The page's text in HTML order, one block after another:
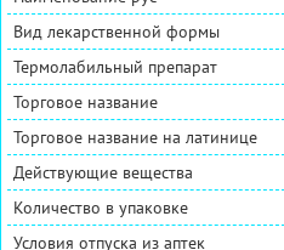
Вид лекарственной формы
Термолабильный препарат
Торговое название
Торговое название на латинице
Действующие вещества
Количество в упаковке
Условия отпуска из аптек